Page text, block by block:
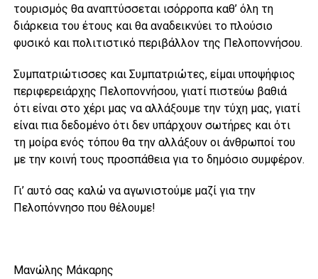
τουρισμός θα αναπτύσσεται ισόρροπα καθ’ όλη τη
διάρκεια του έτους και θα αναδεικνύει το πλούσιο
φυσικό και πολιτιστικό περιβάλλον της Πελοποννήσου.
Συμπατριώτισσες και Συμπατριώτες, είμαι υποψήφιος
περιφερειάρχης Πελοποννήσου, γιατί πιστεύω βαθιά
ότι είναι στο χέρι μας να αλλάξουμε την τύχη μας, γιατί
είναι πια δεδομένο ότι δεν υπάρχουν σωτήρες και ότι
τη μοίρα ενός τόπου θα την αλλάξουν οι άνθρωποί του
με την κοινή τους προσπάθεια για το δημόσιο συμφέρον.
Γι’ αυτό σας καλώ να αγωνιστούμε μαζί για την
Πελοπόννησο που θέλουμε!
Μανώλης Μάκαρης